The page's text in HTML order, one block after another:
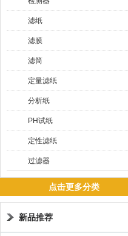
滤纸
滤膜
滤筒
定量滤纸
分析纸
PH试纸
定性滤纸
过滤器
点击更多分类
新品推荐